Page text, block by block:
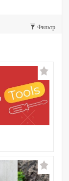
Фильтр